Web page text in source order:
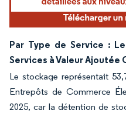
Par Type de Service :
Services à Valeur Ajoutée
Le stockage représentait
Entrepôts de Commerce
2025, car la détention de